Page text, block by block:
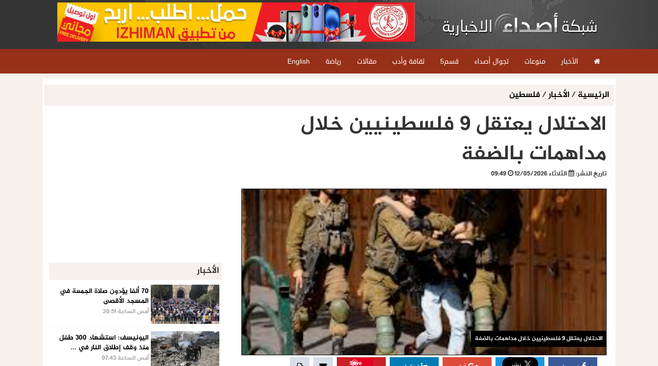
الأخبار منوعات تجوال أصداء قسم5 ثقافة وأدب مقالات رياضة English
الرئيسية/الأخبار/فلسطين
الاحتلال يعتقل 9 فلسطينيين خلال
مداهمات بالضفة
تاريخ النشر: الثلاثاء 12/05/2026
الاحتلال يعتقل 9 فلسطينيين خلال مداهمات بالضفة
Save
الأخبار
70 ألفا يؤدون صلاة الجمعة في
المسجد الأقصى
أمس الساعة 20:51
اليونيسف: استشهاد 300 طفل
منذ وقف إطلاق النار في ...
أمس الساعة 07:43